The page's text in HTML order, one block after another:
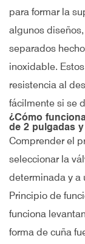
para formar la
algunos
separados
inoxidable.
resistencia al
fácilmente si se
¿Cómo
de 2 pulgadas
Comprender el
seleccionar la
determinada y a
Principio de
funciona
forma de cuña